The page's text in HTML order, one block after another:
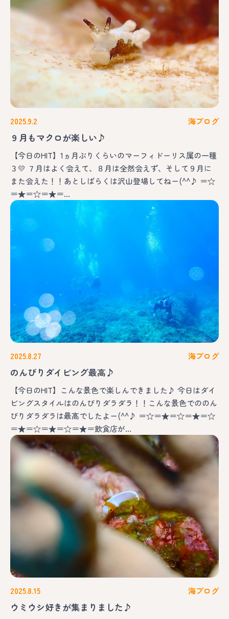
2025.9.2 海ブログ
９月もマクロが楽しい♪
【今日のHIT】1ヵ月ぶりくらいのマーフィドーリス属の一種
３💛 ７月はよく会えて、８月は全然会えず、そして９月に
また会えた！！あとしばらくは沢山登場してねー(^^♪ ＝☆
＝★＝☆＝★＝…
2025.8.27 海ブログ
のんびりダイビング最高♪
【今日のHIT】こんな景色で楽しんできました♪ 今日はダイ
ビングスタイルはのんびりダラダラ！！こんな景色でののん
びりダラダラは最高でしたよー(^^♪ ＝☆＝★＝☆＝★＝☆
＝★＝☆＝★＝☆＝★＝飲食店が…
2025.8.15 海ブログ
ウミウシ好きが集まりました♪